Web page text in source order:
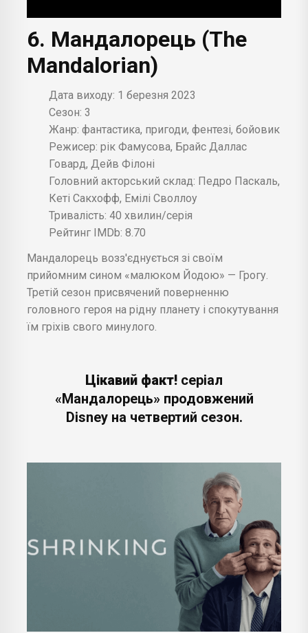
6. Мандалорець (The
Mandalorian)
Дата виходу: 1 березня 2023
Сезон: 3
Жанр: фантастика, пригоди, фентезі, бойовик
Режисер: рік Фамусова, Брайс Даллас
Говард, Дейв Філоні
Головний акторський склад: Педро Паскаль,
Кеті Сакхофф, Емілі Своллоу
Тривалість: 40 хвилин/серія
Рейтинг IMDb: 8.70
Мандалорець возз'єднується зі своїм
прийомним сином «малюком Йодою» — Грогу.
Третій сезон присвячений поверненню
головного героя на рідну планету і спокутування
їм гріхів свого минулого.
Цікавий факт! серіал
«Мандалорець» продовжений
Disney на четвертий сезон.